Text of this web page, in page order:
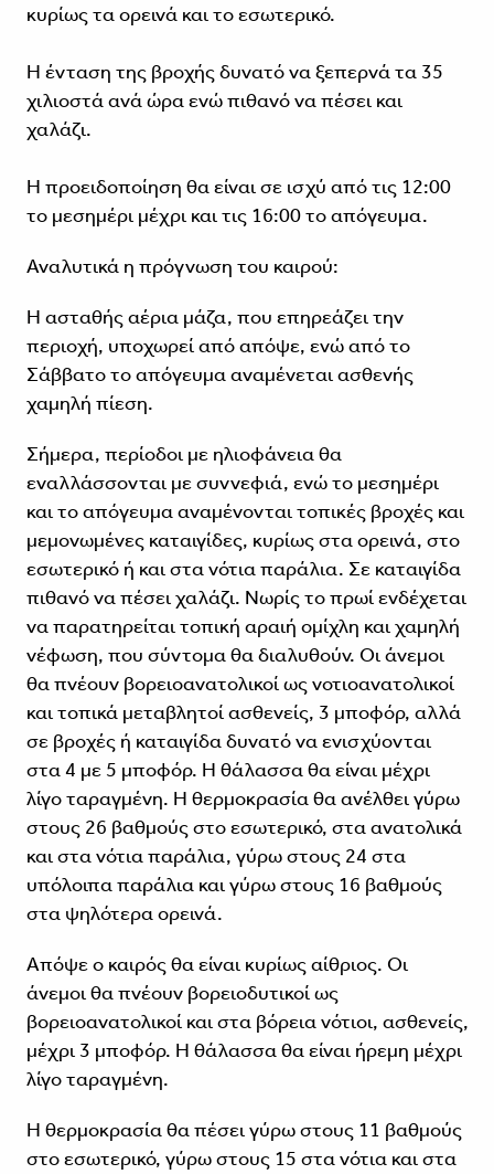
κυρίως τα ορεινά και το εσωτερικό.
Η ένταση της βροχής δυνατό να ξεπερνά τα 35
χιλιοστά ανά ώρα ενώ πιθανό να πέσει και
χαλάζι.
Η προειδοποίηση θα είναι σε ισχύ από τις 12:00
το μεσημέρι μέχρι και τις 16:00 το απόγευμα.
Αναλυτικά η πρόγνωση του καιρού:
Η ασταθής αέρια μάζα, που επηρεάζει την
περιοχή, υποχωρεί από απόψε, ενώ από το
Σάββατο το απόγευμα αναμένεται ασθενής
χαμηλή πίεση.
Σήμερα, περίοδοι με ηλιοφάνεια θα
εναλλάσσονται με συννεφιά, ενώ το μεσημέρι
και το απόγευμα αναμένονται τοπικές βροχές και
μεμονωμένες καταιγίδες, κυρίως στα ορεινά, στο
εσωτερικό ή και στα νότια παράλια. Σε καταιγίδα
πιθανό να πέσει χαλάζι. Νωρίς το πρωί ενδέχεται
να παρατηρείται τοπική αραιή ομίχλη και χαμηλή
νέφωση, που σύντομα θα διαλυθούν. Οι άνεμοι
θα πνέουν βορειοανατολικοί ως νοτιοανατολικοί
και τοπικά μεταβλητοί ασθενείς, 3 μποφόρ, αλλά
σε βροχές ή καταιγίδα δυνατό να ενισχύονται
στα 4 με 5 μποφόρ. Η θάλασσα θα είναι μέχρι
λίγο ταραγμένη. Η θερμοκρασία θα ανέλθει γύρω
στους 26 βαθμούς στο εσωτερικό, στα ανατολικά
και στα νότια παράλια, γύρω στους 24 στα
υπόλοιπα παράλια και γύρω στους 16 βαθμούς
στα ψηλότερα ορεινά.
Απόψε ο καιρός θα είναι κυρίως αίθριος. Οι
άνεμοι θα πνέουν βορειοδυτικοί ως
βορειοανατολικοί και στα βόρεια νότιοι, ασθενείς,
μέχρι 3 μποφόρ. Η θάλασσα θα είναι ήρεμη μέχρι
λίγο ταραγμένη.
Η θερμοκρασία θα πέσει γύρω στους 11 βαθμούς
στο εσωτερικό, γύρω στους 15 στα νότια και στα